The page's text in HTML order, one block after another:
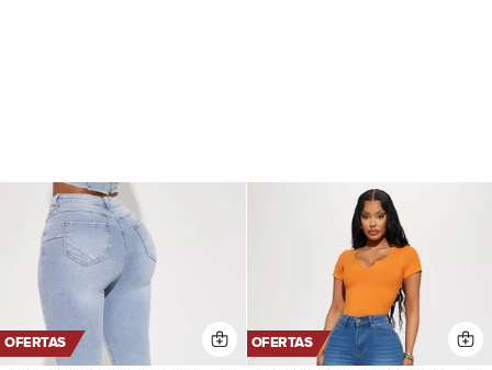
OFERTAS OFERTAS